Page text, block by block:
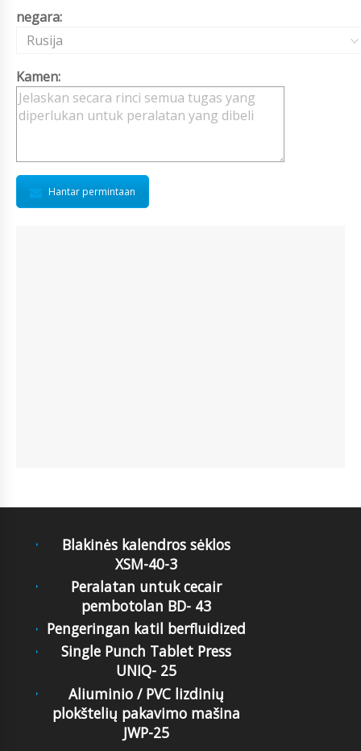
negara:
Rusija
Kamen:
Hantar permintaan
Blakinės kalendros sėklos
XSM-40-3
Peralatan untuk cecair
pembotolan BD- 43
Pengeringan katil berfluidized
Single Punch Tablet Press
UNIQ- 25
Aliuminio / PVC lizdinių
plokštelių pakavimo mašina
JWP-25